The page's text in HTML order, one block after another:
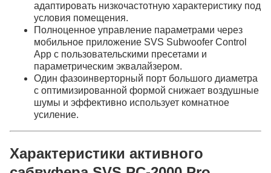
адаптировать низкочастотную характеристику под
условия помещения.
Полноценное управление параметрами через
мобильное приложение SVS Subwoofer Control
App с пользовательскими пресетами и
параметрическим эквалайзером.
Один фазоинверторный порт большого диаметра
с оптимизированной формой снижает воздушные
шумы и эффективно использует комнатное
усиление.
Характеристики активного